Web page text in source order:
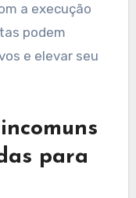
a execução
podem
e elevar seu
para